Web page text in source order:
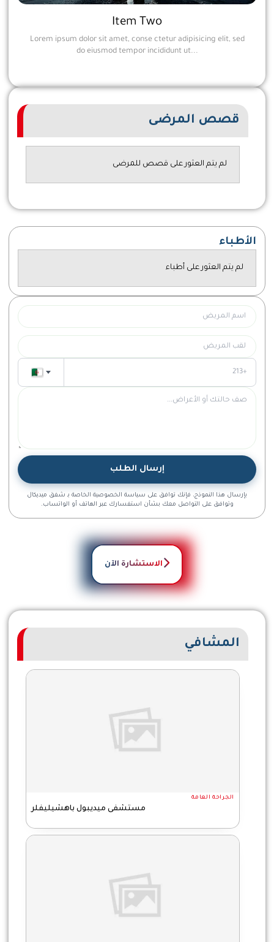
Item Two
Lorem ipsum dolor sit amet, conse ctetur adipisicing elit, sed
do eiusmod tempor incididunt ut...
قصص المرضى
لم يتم العثور على قصص للمرضى
الأطباء
لم يتم العثور على أطباء
هذا الحقل مطلوب.
هذا الحقل مطلوب.
إرسال الطلب
بإرسال هذا النموذج، فإنك توافق على سياسة الخصوصية الخاصة بـ شفق ميديكال
وتوافق على التواصل معك بشأن استفسارك عبر الهاتف أو الواتساب.
الاستشارة الآن
المشافي
الجراحة العامة
مستشفى ميديبول باهشيليفلر